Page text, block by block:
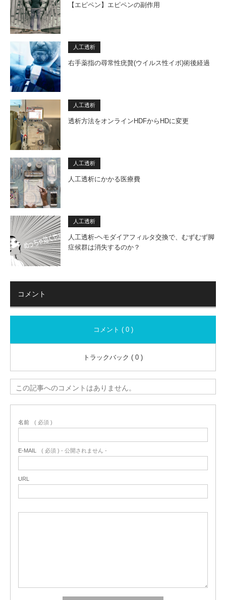
【エピペン】エピペンの副作用
人工透析
右手薬指の尋常性疣贅(ウイルス性イボ)術後経過
人工透析
透析方法をオンラインHDFからHDに変更
人工透析
人工透析にかかる医療費
人工透析
人工透析-ヘモダイアフィルタ交換で、むずむず脚
症候群は消失するのか？
コメント
コメント ( 0 )
トラックバック ( 0 )
この記事へのコメントはありません。
名前 ( 必須 )
E-MAIL ( 必須 ) - 公開されません -
URL